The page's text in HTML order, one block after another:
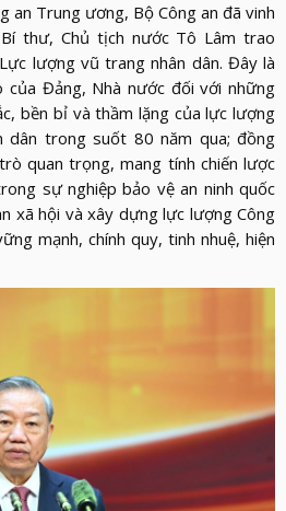
an Trung ương, Bộ Công an đã vinh
thư, Chủ tịch nước Tô Lâm trao
lượng vũ trang nhân dân. Đây là
của Đảng, Nhà nước đối với những
bền bỉ và thầm lặng của lực lượng
dân trong suốt 80 năm qua; đồng
quan trọng, mang tính chiến lược
sự nghiệp bảo vệ an ninh quốc
xã hội và xây dựng lực lượng Công
mạnh, chính quy, tinh nhuệ, hiện